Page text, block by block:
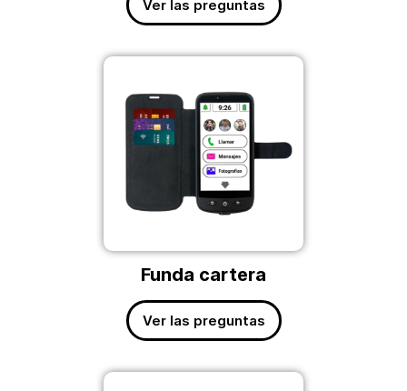
Ver las preguntas
Funda cartera
Ver las preguntas